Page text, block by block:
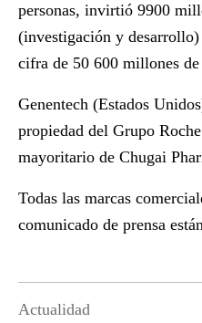
personas, invirtió 9900
(investigación y
cifra de 50 600 millones
Genentech (Estados
propiedad del Grupo
mayoritario de Chugai
Todas las marcas
comunicado de prensa
Actualidad